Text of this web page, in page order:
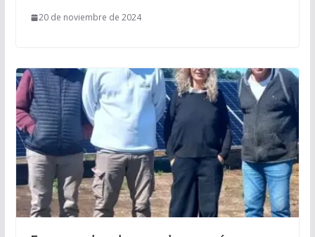
20 de noviembre de 2024